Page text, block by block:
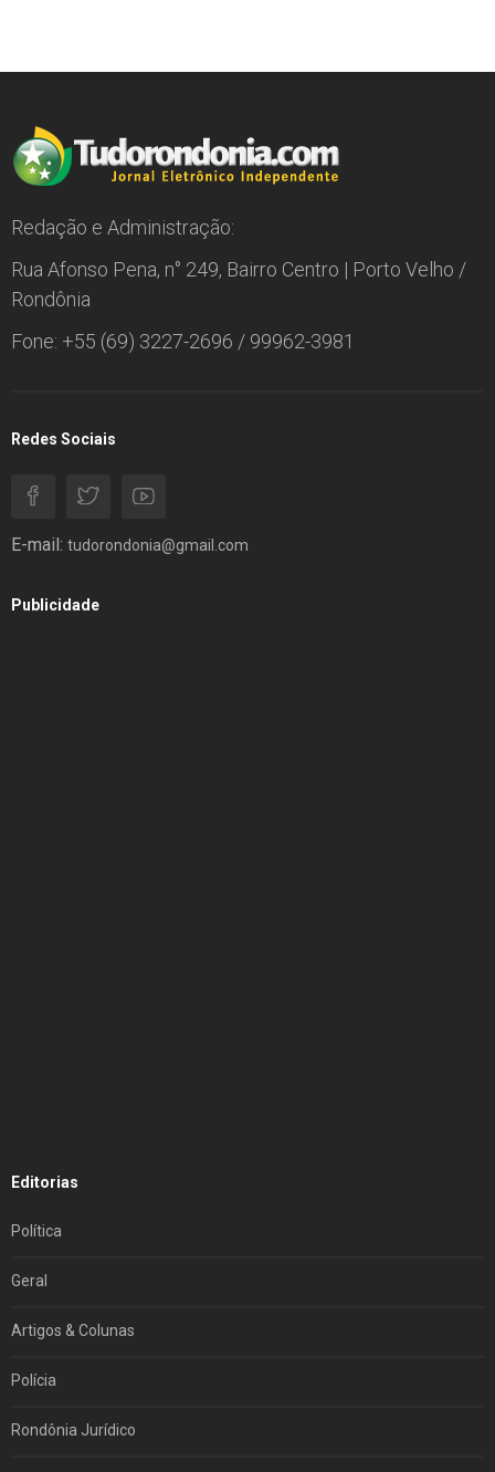
Redação e Administração:
Rua Afonso Pena, n° 249, Bairro Centro | Porto Velho /
Rondônia
Fone: +55 (69) 3227-2696 / 99962-3981
Redes Sociais
E-mail: tudorondonia@gmail.com
Publicidade
Editorias
Política
Geral
Artigos & Colunas
Polícia
Rondônia Jurídico